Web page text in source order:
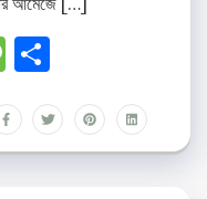
Message